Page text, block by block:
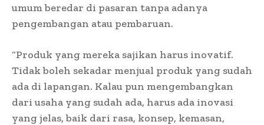
umum beredar di pasaran tanpa adanya
pengembangan atau pembaruan.
“Produk yang mereka sajikan harus inovatif.
Tidak boleh sekadar menjual produk yang sudah
ada di lapangan. Kalau pun mengembangkan
dari usaha yang sudah ada, harus ada inovasi
yang jelas, baik dari rasa, konsep, kemasan,